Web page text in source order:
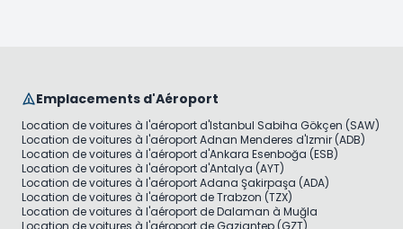
Emplacements d'Aéroport
Location de voitures à l'aéroport d'Istanbul Sabiha Gökçen (SAW)
Location de voitures à l'aéroport Adnan Menderes d'Izmir (ADB)
Location de voitures à l'aéroport d'Ankara Esenboğa (ESB)
Location de voitures à l'aéroport d'Antalya (AYT)
Location de voitures à l'aéroport Adana Şakirpaşa (ADA)
Location de voitures à l'aéroport de Trabzon (TZX)
Location de voitures à l'aéroport de Dalaman à Muğla
Location de voitures à l'aéroport de Gaziantep (GZT)